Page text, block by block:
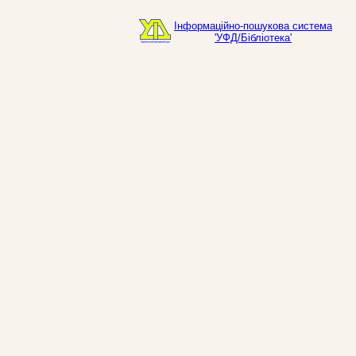
Інформаційно-пошукова система
'УФД/Бібліотека'